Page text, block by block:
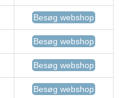
Besøg webshop
Besøg webshop
Besøg webshop
Besøg webshop